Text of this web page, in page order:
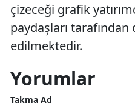
çizeceği grafik
paydaşları
edilmektedir.
Yorumlar
Takma Ad